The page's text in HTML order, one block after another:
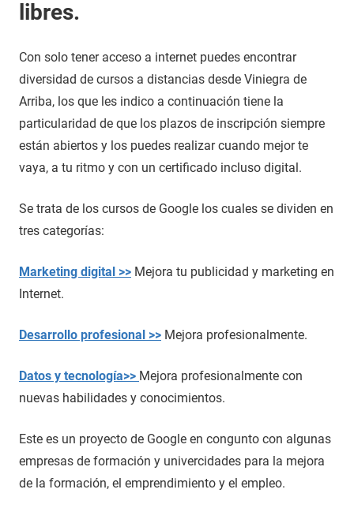
libres.
Con solo tener acceso a internet puedes encontrar
diversidad de cursos a distancias desde Viniegra de
Arriba, los que les indico a continuación tiene la
particularidad de que los plazos de inscripción siempre
están abiertos y los puedes realizar cuando mejor te
vaya, a tu ritmo y con un certificado incluso digital.
Se trata de los cursos de Google los cuales se dividen en
tres categorías:
Marketing digital >> Mejora tu publicidad y marketing en
Internet.
Desarrollo profesional >> Mejora profesionalmente.
Datos y tecnología>> Mejora profesionalmente con
nuevas habilidades y conocimientos.
Este es un proyecto de Google en congunto con algunas
empresas de formación y univercidades para la mejora
de la formación, el emprendimiento y el empleo.